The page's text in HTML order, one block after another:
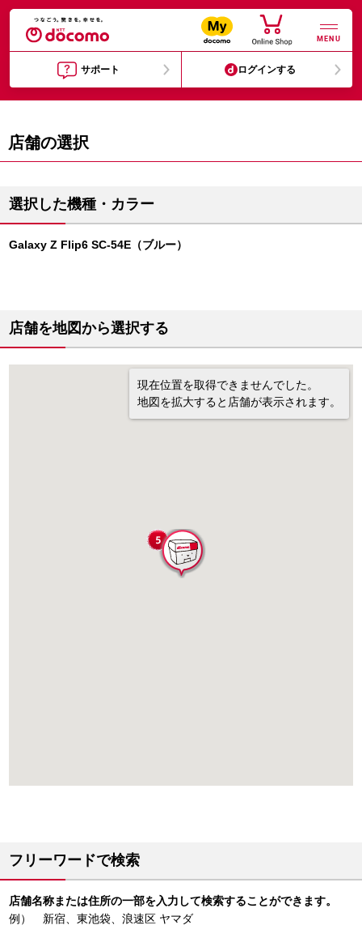
MENU
サポート ログインする
店舗の選択
選択した機種・カラー
Galaxy Z Flip6 SC-54E（ブルー）
店舗を地図から選択する
現在位置を取得できませんでした。
地図を拡大すると店舗が表示されます。
フリーワードで検索
店舗名称または住所の一部を入力して検索することができます。
例） 新宿、東池袋、浪速区 ヤマダ